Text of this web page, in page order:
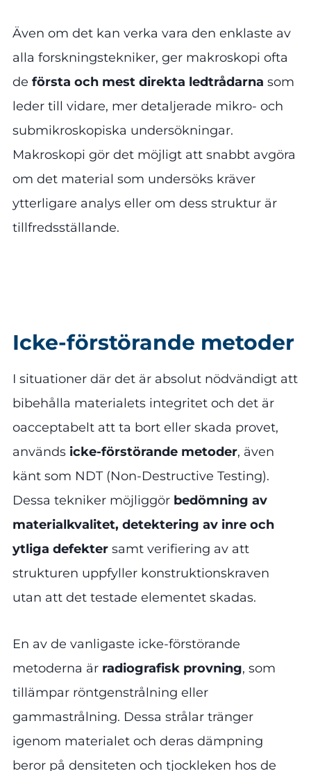
Även om det kan verka vara den enklaste av
alla forskningstekniker, ger makroskopi ofta
de första och mest direkta ledtrådarna som
leder till vidare, mer detaljerade mikro- och
submikroskopiska undersökningar.
Makroskopi gör det möjligt att snabbt avgöra
om det material som undersöks kräver
ytterligare analys eller om dess struktur är
tillfredsställande.
Icke-förstörande metoder
I situationer där det är absolut nödvändigt att
bibehålla materialets integritet och det är
oacceptabelt att ta bort eller skada provet,
används icke-förstörande metoder, även
känt som NDT (Non-Destructive Testing).
Dessa tekniker möjliggör bedömning av
materialkvalitet, detektering av inre och
ytliga defekter samt verifiering av att
strukturen uppfyller konstruktionskraven
utan att det testade elementet skadas.
En av de vanligaste icke-förstörande
metoderna är radiografisk provning, som
tillämpar röntgenstrålning eller
gammastrålning. Dessa strålar tränger
igenom materialet och deras dämpning
beror på densiteten och tjockleken hos de